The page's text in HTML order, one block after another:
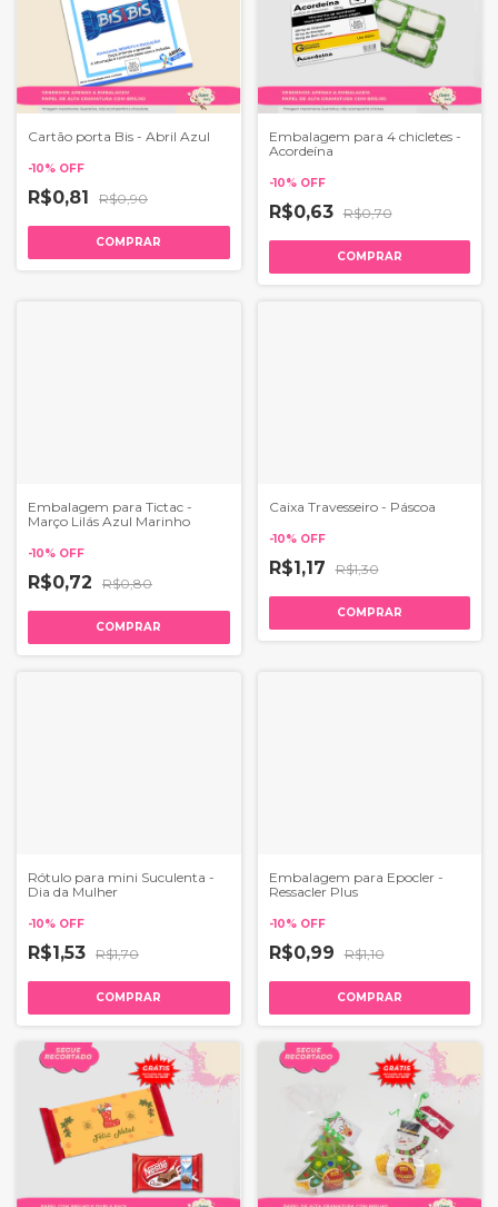
Cartão porta Bis - Abril Azul
-10% OFF
R$0,81 R$0,90
COMPRAR
Embalagem para 4 chicletes -
Acordeína
-10% OFF
R$0,63 R$0,70
COMPRAR
Embalagem para Tictac -
Março Lilás Azul Marinho
-10% OFF
R$0,72 R$0,80
COMPRAR
Caixa Travesseiro - Páscoa
-10% OFF
R$1,17 R$1,30
COMPRAR
Rótulo para mini Suculenta -
Dia da Mulher
-10% OFF
R$1,53 R$1,70
COMPRAR
Embalagem para Epocler -
Ressacler Plus
-10% OFF
R$0,99 R$1,10
COMPRAR